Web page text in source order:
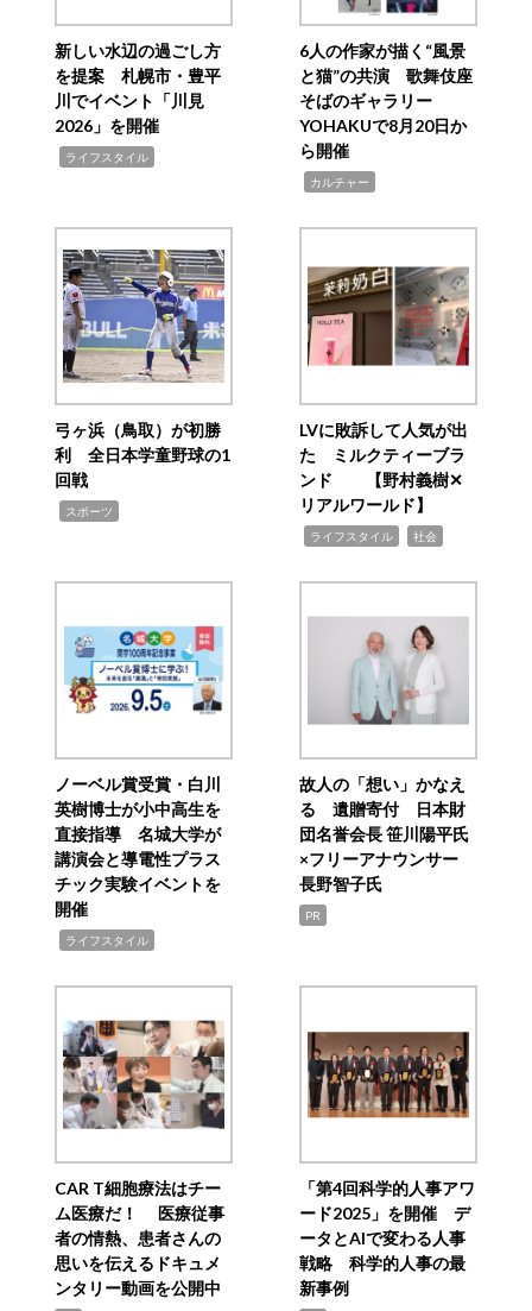
新しい水辺の過ごし方
を提案 札幌市・豊平
川でイベント「川見
2026」を開催
ライフスタイル
6人の作家が描く“風景
と猫”の共演 歌舞伎座
そばのギャラリー
YOHAKUで8月20日か
ら開催
カルチャー
弓ヶ浜（鳥取）が初勝
利 全日本学童野球の1
回戦
スポーツ
LVに敗訴して人気が出
た ミルクティーブラ
ンド 【野村義樹✕
リアルワールド】
ライフスタイル 社会
ノーベル賞受賞・白川
英樹博士が小中高生を
直接指導 名城大学が
講演会と導電性プラス
チック実験イベントを
開催
ライフスタイル
故人の「想い」かなえ
る 遺贈寄付 日本財
団名誉会長 笹川陽平氏
×フリーアナウンサー
長野智子氏
PR
CAR T細胞療法はチー
ム医療だ！ 医療従事
者の情熱、患者さんの
思いを伝えるドキュメ
ンタリー動画を公開中
「第4回科学的人事アワ
ード2025」を開催 デ
ータとAIで変わる人事
戦略 科学的人事の最
新事例